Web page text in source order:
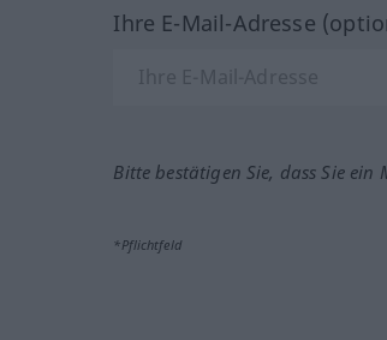
Ihre E-Mail-Adresse
Bitte bestätigen Sie, dass Sie ein
*Pflichtfeld